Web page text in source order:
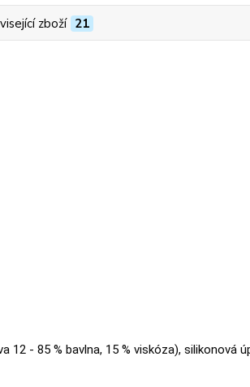
zboží 21
12 - 85 % bavlna, 15 % viskóza), silikonová